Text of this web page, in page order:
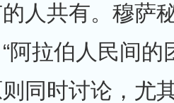
人共有。穆萨
阿拉伯人民间的
同时讨论，尤